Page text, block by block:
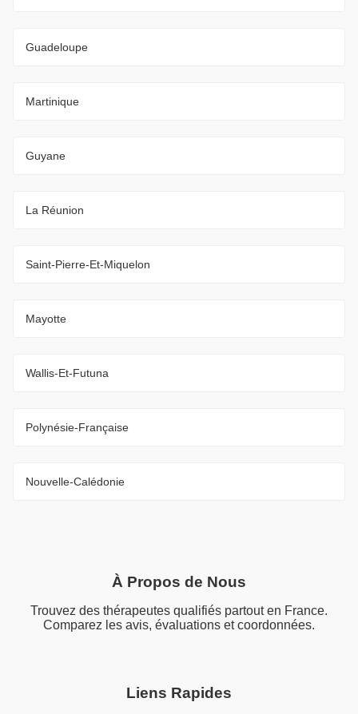
Guadeloupe
Martinique
Guyane
La Réunion
Saint-Pierre-Et-Miquelon
Mayotte
Wallis-Et-Futuna
Polynésie-Française
Nouvelle-Calédonie
À Propos de Nous
Trouvez des thérapeutes qualifiés partout en France.
Comparez les avis, évaluations et coordonnées.
Liens Rapides